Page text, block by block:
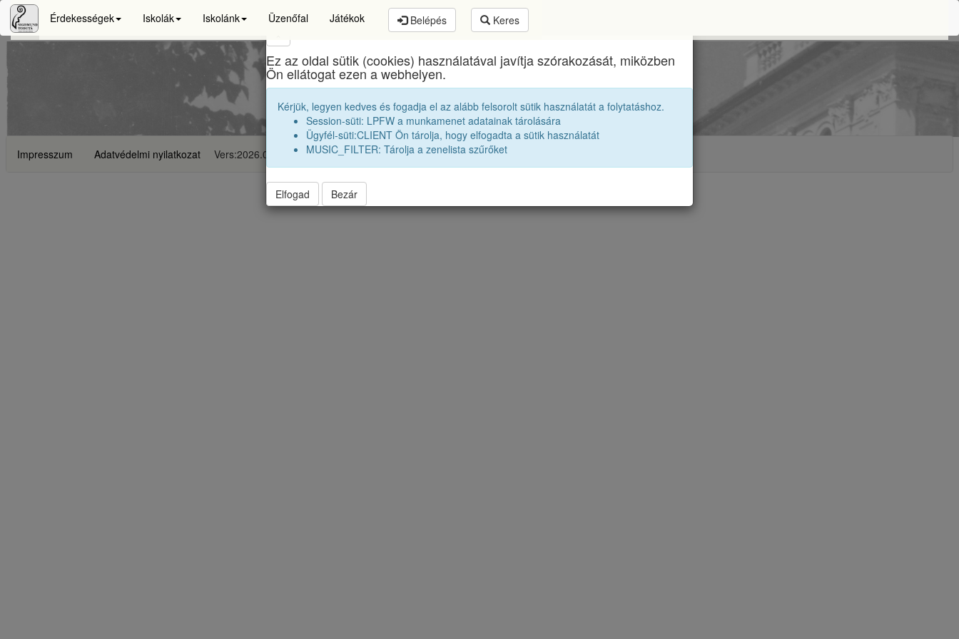
Érdekességek Iskolák Iskolánk Üzenőfal Játékok Belépés Keres
Sigismund Toduță Zenei Főgimnáziumegykori diákjai
Osztályfelelősők
Impresszum Adatvédelmi nyilatkozat Vers:2026.06.23
Ez az oldal sütik (cookies) használatával javítja szórakozását, miközben
Ön ellátogat ezen a webhelyen.
Kérjük, legyen kedves és fogadja el az alább felsorolt sütik használatát a folytatáshoz.
Session-süti: LPFW a munkamenet adatainak tárolására
Ügyfél-süti:CLIENT Ön tárolja, hogy elfogadta a sütik használatát
MUSIC_FILTER: Tárolja a zenelista szűrőket
Elfogad Bezár